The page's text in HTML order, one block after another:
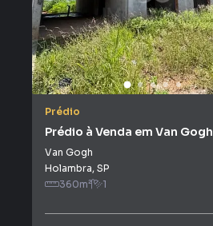
Prédio
Prédio à Venda em Van Gogh
Van Gogh
Holambra, SP
360m² 1